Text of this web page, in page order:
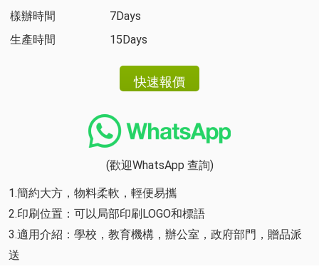
樣辦時間
7Days
生產時間
15Days
(歡迎WhatsApp 查詢)
1.簡約大方，物料柔軟，輕便易攜
2.印刷位置：可以局部印刷LOGO和標語
3.適用介紹：學校，教育機構，辦公室，政府部門，贈品派
送